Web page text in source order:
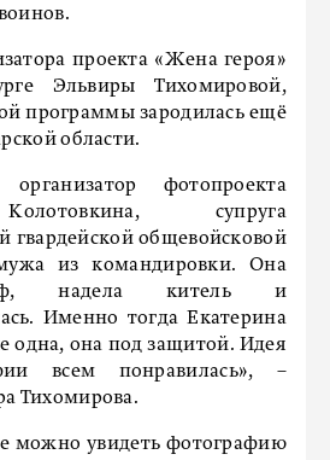
проекта «Жена героя»
Эльвиры Тихомировой,
программы зародилась ещё
области.
фотопроекта
супруга
гвардейской общевойсковой
из командировки. Она
надела китель и
Именно тогда Екатерина
одна, она под защитой. Идея
всем понравилась», –
Тихомирова.
можно увидеть фотографию